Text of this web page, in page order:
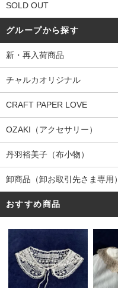
SOLD OUT
グループから探す
新・再入荷商品
チャルカオリジナル
CRAFT PAPER LOVE
OZAKI（アクセサリー）
丹羽裕美子（布小物）
卸商品（卸お取引先さま専用）
おすすめ商品